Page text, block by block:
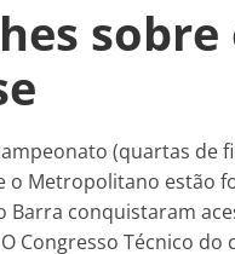
(quartas de
o Metropolitano estão
Barra conquistaram
Congresso Técnico